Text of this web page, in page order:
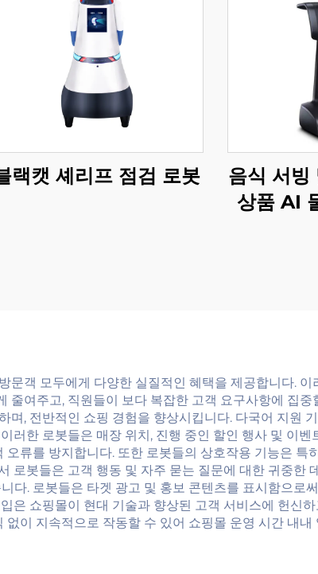
랙캣 셰리프 점검 로봇
음식 서빙
상품 AI
문객 모두에게 다양한 실질적인 혜택을 제공합니다.
줄여주고, 직원들이 보다 복잡한 고객 요구사항에 집
며, 전반적인 쇼핑 경험을 향상시킵니다. 다국어 지원
러한 로봇들은 매장 위치, 진행 중인 할인 행사 및 이
류를 방지합니다. 또한 로봇들의 상호작용 기능은
로봇들은 고객 행동 및 자주 묻는 질문에 대한 귀중한
다. 로봇들은 타겟 광고 및 홍보 콘텐츠를 표시함으로
은 쇼핑몰이 현대 기술과 향상된 고객 서비스에 헌신
이 지속적으로 작동할 수 있어 쇼핑몰 운영 시간 내